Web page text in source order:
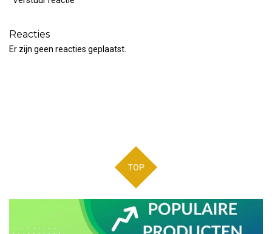
Reacties
Er zijn geen reacties geplaatst.
TOP